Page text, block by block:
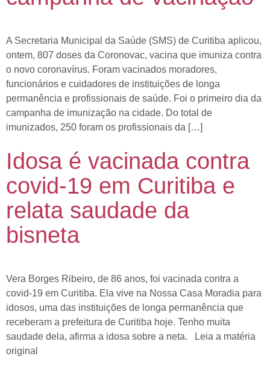
A Secretaria Municipal da Saúde (SMS) de Curitiba aplicou,
ontem, 807 doses da Coronovac, vacina que imuniza contra
o novo coronavírus. Foram vacinados moradores,
funcionários e cuidadores de instituições de longa
permanência e profissionais de saúde. Foi o primeiro dia da
campanha de imunização na cidade. Do total de
imunizados, 250 foram os profissionais da […]
Idosa é vacinada contra
covid-19 em Curitiba e
relata saudade da
bisneta
Vera Borges Ribeiro, de 86 anos, foi vacinada contra a
covid-19 em Curitiba. Ela vive na Nossa Casa Moradia para
idosos, uma das instituições de longa permanência que
receberam a prefeitura de Curitiba hoje. Tenho muita
saudade dela, afirma a idosa sobre a neta. Leia a matéria
original